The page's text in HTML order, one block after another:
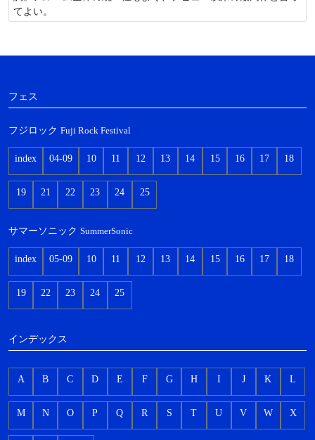
てよい。
フェス
フジロック Fuji Rock Festival
index 04-09 10 11 12 13 14 15 16 17 18
19 21 22 23 24 25
サマーソニック SummerSonic
index 05-09 10 11 12 13 14 15 16 17 18
19 22 23 24 25
インデックス
A B C D E F G H I J K L
M N O P Q R S T U V W X